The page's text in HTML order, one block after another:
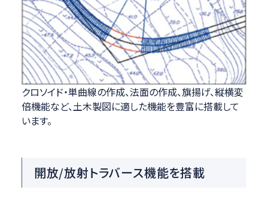
クロソイド・単曲線の作成、法面の作成、旗揚げ、縦横変
倍機能など、土木製図に適した機能を豊富に搭載して
います。
開放/放射トラバース機能を搭載